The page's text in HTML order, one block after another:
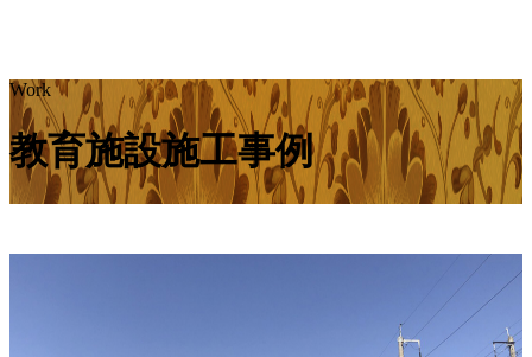
Work
教育施設施工事例